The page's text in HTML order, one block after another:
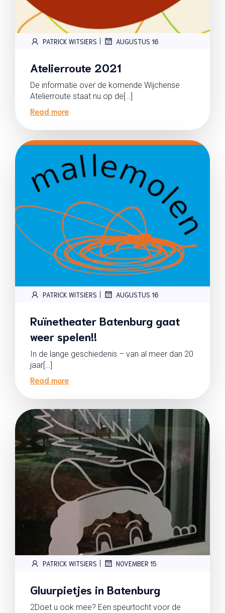
PATRICK WITSIERS | AUGUSTUS 16
Atelierroute 2021
De informatie over de komende Wijchense
Atelierroute staat nu op de[…]
Read more
PATRICK WITSIERS | AUGUSTUS 16
Ruïnetheater Batenburg gaat
weer spelen!!
In de lange geschiedenis – van al meer dan 20
jaar[…]
Read more
PATRICK WITSIERS | NOVEMBER 15
Gluurpietjes in Batenburg
2Doet u ook mee? Een speurtocht voor de